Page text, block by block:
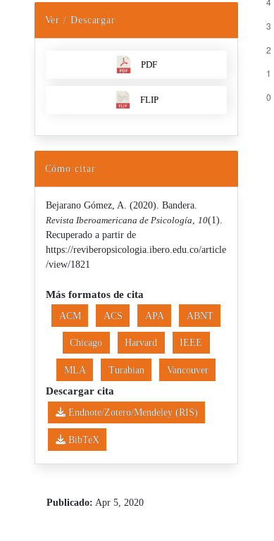
Ver / Descargar
PDF
FLIP
Cómo citar
Bejarano Gómez, A. (2020). Bandera.
Revista Iberoamericana de Psicología
10(1).
Recuperado a partir de
https://reviberopsicologia.ibero.edu.co/article
/view/1821
Más formatos de cita
ACM ACS APA ABNT
Chicago Harvard IEEE
MLA Turabian Vancouver
Descargar cita
Endnote/Zotero/Mendeley (RIS)
BibTeX
Publicado: Apr 5, 2020